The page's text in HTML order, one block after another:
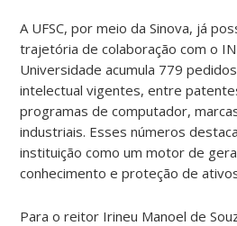
A UFSC, por meio da Sinova, já
trajetória de colaboração com o
Universidade acumula 779
intelectual vigentes, entre
programas de computador,
industriais. Esses números
instituição como um motor de
conhecimento e proteção de
Para o reitor Irineu Manoel de